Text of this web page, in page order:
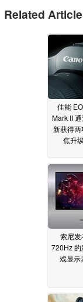
Related
佳能
Mark II
新获得
焦升级
索尼发
720Hz 的
戏显示